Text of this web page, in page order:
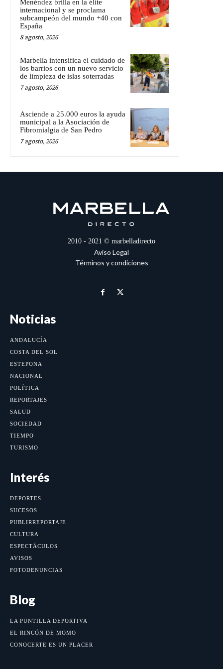
Menéndez brilla en la élite
internacional y se proclama
subcampeón del mundo +40 con
España
8 agosto, 2026
Marbella intensifica el cuidado de
los barrios con un nuevo servicio
de limpieza de islas soterradas
7 agosto, 2026
Asciende a 25.000 euros la ayuda
municipal a la Asociación de
Fibromialgia de San Pedro
7 agosto, 2026
2010 - 2021 © marbelladirecto
Aviso Legal
Términos y condiciones
Noticias
ANDALUCÍA
COSTA DEL SOL
ESTEPONA
NACIONAL
POLÍTICA
REPORTAJES
SALUD
SOCIEDAD
TIEMPO
TURISMO
Interés
DEPORTES
SUCESOS
PUBLIRREPORTAJE
CULTURA
ESPECTÁCULOS
AVISOS
FOTODENUNCIAS
Blog
LA PUNTILLA DEPORTIVA
EL RINCÓN DE MOMO
CONOCERTE ES UN PLACER